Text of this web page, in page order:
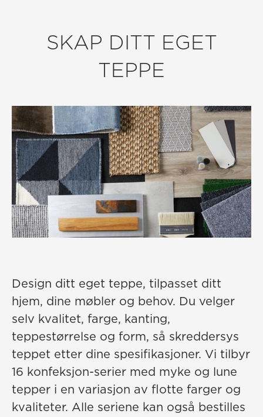
SKAP DITT EGET
TEPPE
Design ditt eget teppe, tilpasset ditt
hjem, dine møbler og behov. Du velger
selv kvalitet, farge, kanting,
teppestørrelse og form, så skreddersys
teppet etter dine spesifikasjoner. Vi tilbyr
16 konfeksjon-serier med myke og lune
tepper i en variasjon av flotte farger og
kvaliteter. Alle seriene kan også bestilles